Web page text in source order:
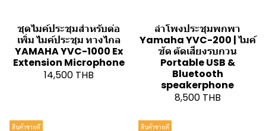
ชุดไมค์ประชุมสำหรับต่อ
เพิ่ม ไมค์ประชุม ทางไกล
YAMAHA YVC-1000 Ex
Extension Microphone
14,500 THB
ลำโพงประชุมพกพา
Yamaha YVC-200 | ไมค์
ชัด ตัดเสียงรบกวน
Portable USB &
Bluetooth
speakerphone
8,500 THB
สินค้าขายดี สินค้าขายดี